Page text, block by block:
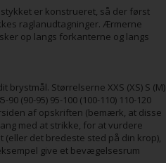
er konstrueret, så der først
raglanudtagninger. Ærmerne
op langs forkanterne og langs
Størrelserne XXS (XS) S (M)
(90-95) 95-100 (100-110) 110-120
af opskriften (bemærk, at disse
med at strikke, for at vurdere
(eller det bredeste sted på din krop),
give et bevægelsesrum